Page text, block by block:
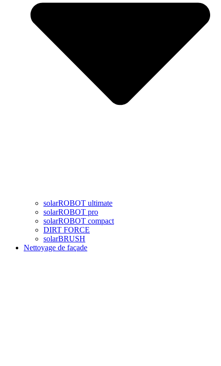
solarROBOT ultimate
solarROBOT pro
solarROBOT compact
DIRT FORCE
solarBRUSH
Nettoyage de façade